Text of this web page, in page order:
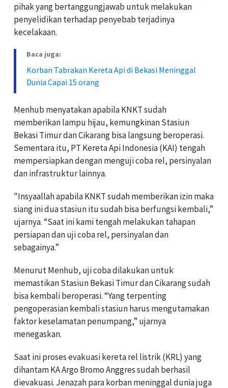
pihak yang bertanggungjawab untuk melakukan
penyelidikan terhadap penyebab terjadinya
kecelakaan.
Baca juga:
Korban Tabrakan Kereta Api di Bekasi Meninggal
Dunia Capai 15 orang
Menhub menyatakan apabila KNKT sudah
memberikan lampu hijau, kemungkinan Stasiun
Bekasi Timur dan Cikarang bisa langsung beroperasi.
Sementara itu, PT Kereta Api Indonesia (KAI) tengah
mempersiapkan dengan menguji coba rel, persinyalan
dan infrastruktur lainnya.
"Insyaallah apabila KNKT sudah memberikan izin maka
siang ini dua stasiun itu sudah bisa berfungsi kembali,”
ujarnya. “Saat ini kami tengah melakukan tahapan
persiapan dan uji coba rel, persinyalan dan
sebagainya.”
Menurut Menhub, uji coba dilakukan untuk
memastikan Stasiun Bekasi Timur dan Cikarang sudah
bisa kembali beroperasi. “Yang terpenting
pengoperasian kembali stasiun harus mengutamakan
faktor keselamatan penumpang,” ujarnya
menegaskan.
Saat ini proses evakuasi kereta rel listrik (KRL) yang
dihantam KA Argo Bromo Anggres sudah berhasil
dievakuasi. Jenazah para korban meninggal dunia juga